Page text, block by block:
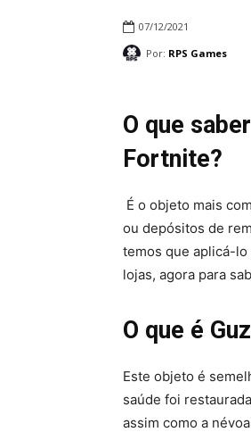
07/12/2021
Por: RPS Games
O que
Fortnite?
É o objeto mais
ou depósitos de
temos que aplicá-
lojas, agora para
O que é
Este objeto é
saúde foi
assim como a